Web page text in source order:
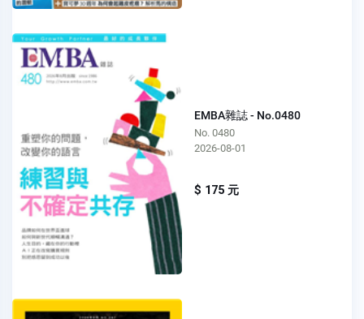
EMBA雜誌 - No.0480
No. 0480
2026-08-01
$ 175 元